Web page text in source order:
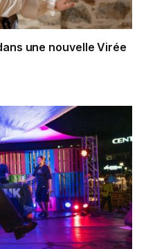
une nouvelle Virée